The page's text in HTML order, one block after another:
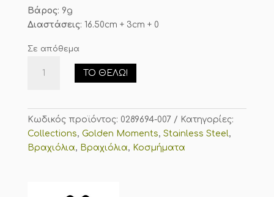
Βάρος: 9g
Διαστάσεις: 16.50cm + 3cm + 0
Σε απόθεμα
Από
Με
Γούρι
White
ΤΟ ΘΈΛΩ!
Κωδικός προϊόντος: 0289694-007
Κατηγορίες:
Collections, Golden Moments, Stainless Steel,
Βραχιόλια, Βραχιόλια, Κοσμήματα